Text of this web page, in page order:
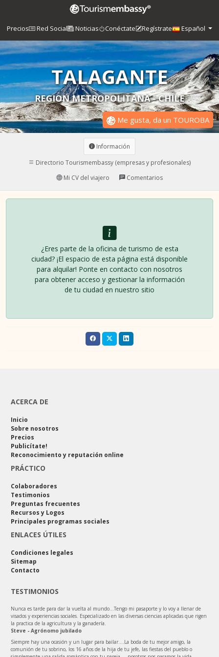
Precios Red Social Noticias Conéctate Regístrate Español
TALAGANTE
REGION METROPOLITANA - CHILE
Me gusta, da un TOUROBA
Información
Directorio Tourismembassy (empresas y profesionales)
Mi CV del viajero
Comentarios
¿Eres parte de la oficina de turismo de esta
ciudad? ¡El espacio de esta página está disponible
para alquilar! Ponte en contacto con nosotros
para obtener acceso y gestionar la información
de tu ciudad en nuestro sitio
ACERCA DE
Inicio
Sobre nosotros
Precios
Publicítate!
Reconocimiento y reputación online
PRÁCTICO
Colaboradores
Testimonios
Preguntas frecuentes
Recursos y Logos
Principales programas sociales
ENLACES ÚTILES
Condiciones legales
Sitemap
Contacto
TESTIMONIOS
Nunca es tarde para dar la vuelta al mundo…Tengo mi pasaporte y lo voy a llenar de
visados y experiencias sociales. Especializado en las diversas ciencias aplicadas que rigen
la practica de la agricultura y la ganadería.
Steve - Agrónomo jubilado
Siempre hay una ocasión y un lugar para bailar....La boda de tu mejor amigo, la
comunión de tu sobrino, los 16 años de la hija de tu jefe, las fiestas del pueblo o